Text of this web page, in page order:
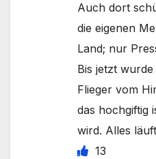
Auch dort
die eigenen
Land; nur
Bis jetzt
Flieger vom
das hochgiftig
wird. Alles
13